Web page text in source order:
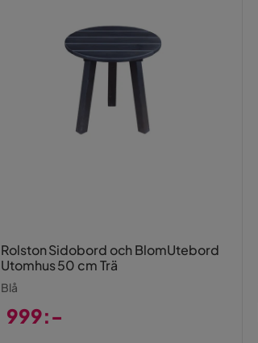
Rolston Sidobord och BlomUtebord
Utomhus 50 cm Trä
Blå
999:-